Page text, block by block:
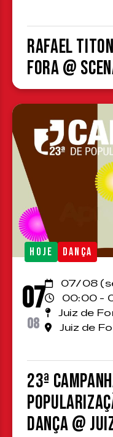
Rafael
Fora @
HOJE DANÇA
07
08
07/08
00:00 -
Juiz de
Juiz de
23ª
Dança @